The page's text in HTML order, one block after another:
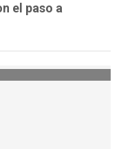
el paso a